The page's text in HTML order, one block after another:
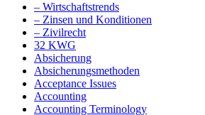
– Wirtschaftstrends
– Zinsen und Konditionen
– Zivilrecht
32 KWG
Absicherung
Absicherungsmethoden
Acceptance Issues
Accounting
Accounting Terminology